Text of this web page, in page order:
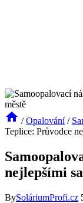
/ Opalování /
Teplice: Průvodce
nejlepšími
BySoláriumProfi.cz